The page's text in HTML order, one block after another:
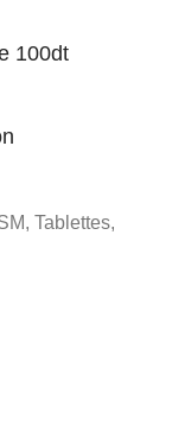
100dt
Tablettes,